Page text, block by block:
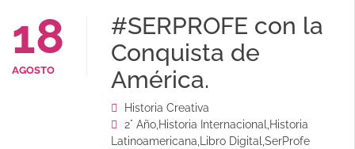
18
AGOSTO
#SERPROFE con la
Conquista de
América.
Historia Creativa
2° Año,Historia Internacional,Historia
Latinoamericana,Libro Digital,SerProfe